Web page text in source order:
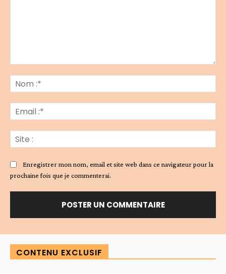
:*
:*
:
Enregistrer mon nom, email et site web dans ce navigateur pour la
prochaine fois que je commenterai.
CONTENU EXCLUSIF